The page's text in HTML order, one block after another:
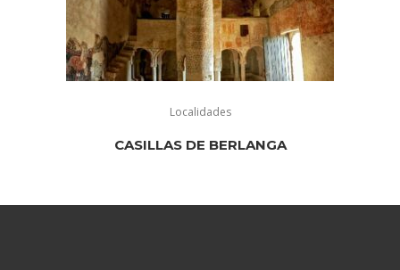
Localidades
CASILLAS DE BERLANGA